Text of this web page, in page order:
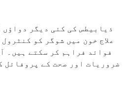
ذیابیطس کی کئی دیگر
علاج خون میں شوگر کو
فوائد فراہم کر سکتے ہیں۔
ضروریات اور صحت کے پروفائل